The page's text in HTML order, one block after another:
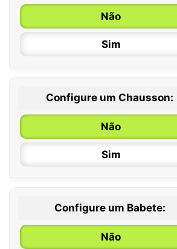
Não
Sim
0 / 6 meses
6 / 12 meses
12 / 18 meses
Configure um Chausson:
Não
Sim
Configure um Babete:
Não